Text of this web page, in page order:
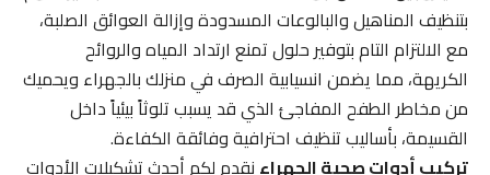
بتنظيف المناهيل والبالوعات المسدودة وإزالة العوائق الصلبة،
مع الالتزام التام بتوفير حلول تمنع ارتداد المياه والروائح
الكريهة، مما يضمن انسيابية الصرف في منزلك بالجهراء ويحميك
من مخاطر الطفح المفاجئ الذي قد يسبب تلوثاً بيئياً داخل
القسيمة، بأساليب تنظيف احترافية وفائقة الكفاءة.
تركيب أدوات صحية الجهراءنقدم لكم أحدث تشكيلات الأدوات